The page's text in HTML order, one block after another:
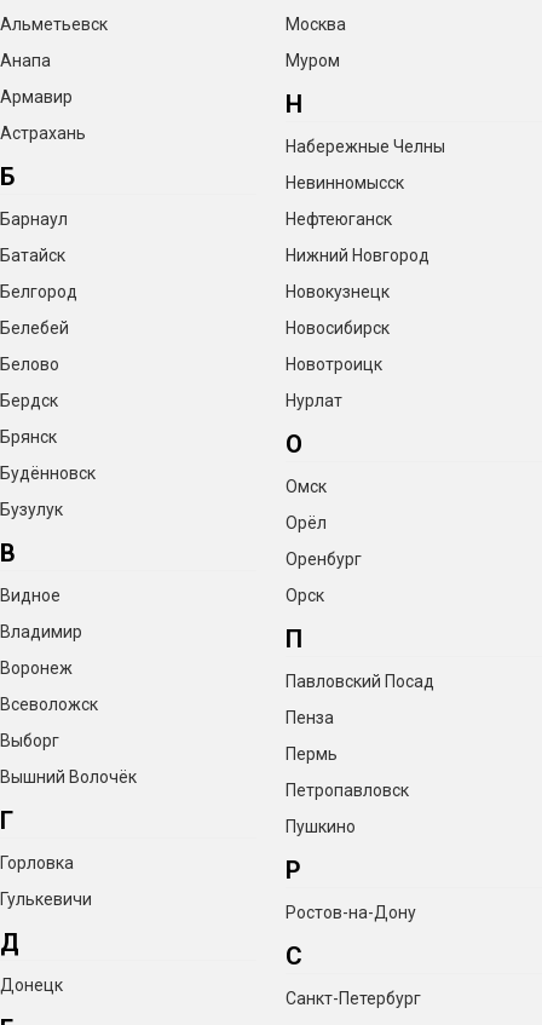
Альметьевск
Анапа
Армавир
Астрахань
Б
Барнаул
Батайск
Белгород
Белебей
Белово
Бердск
Брянск
Будённовск
Бузулук
В
Видное
Владимир
Воронеж
Всеволожск
Выборг
Вышний Волочёк
Г
Горловка
Гулькевичи
Д
Донецк
Москва
Муром
Н
Набережные Челны
Невинномысск
Нефтеюганск
Нижний Новгород
Новокузнецк
Новосибирск
Новотроицк
Нурлат
О
Омск
Орёл
Оренбург
Орск
П
Павловский Посад
Пенза
Пермь
Петропавловск
Пушкино
Р
Ростов-на-Дону
С
Санкт-Петербург